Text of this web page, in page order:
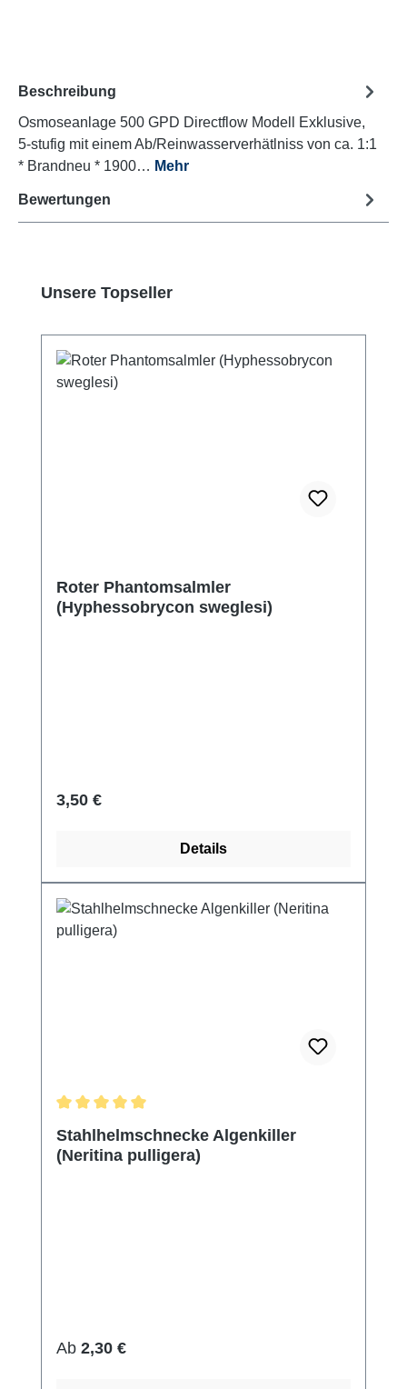
Beschreibung
Osmoseanlage 500 GPD Directflow Modell Exklusive,
5-stufig mit einem Ab/Reinwasserverhätlniss von ca. 1:1
* Brandneu * 1900… Mehr
Bewertungen
Produktgalerie überspringen
Unsere Topseller
Roter Phantomsalmler
(Hyphessobrycon sweglesi)
Regulärer Preis:
3,50 €
Details
Stahlhelmschnecke Algenkiller
(Neritina pulligera)
Regulärer Preis:
Ab 2,30 €